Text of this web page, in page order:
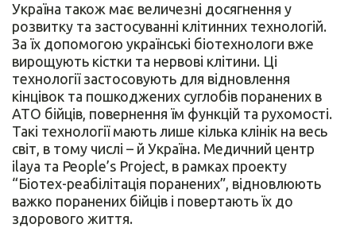
Україна також має величезні досягнення у
розвитку та застосуванні клітинних технологій.
За їх допомогою українські біотехнологи вже
вирощують кістки та нервові клітини. Ці
технології застосовують для відновлення
кінцівок та пошкоджених суглобів поранених в
АТО бійців, повернення їм функцій та рухомості.
Такі технології мають лише кілька клінік на весь
світ, в тому числі – й Україна. Медичний центр
ilaya та People’s Project, в рамках проекту
“Біотех-реабілітація поранених”, відновлюють
важко поранених бійців і повертають їх до
здорового життя.